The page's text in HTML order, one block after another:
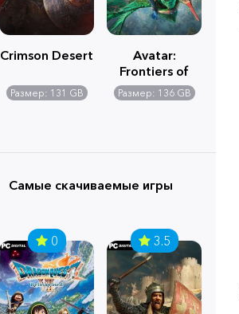
Crimson Desert
Размер: 131 GB
Avatar:
Frontiers of
Pandora
Размер: 136 GB
Самые скачиваемые игры
0 3.5